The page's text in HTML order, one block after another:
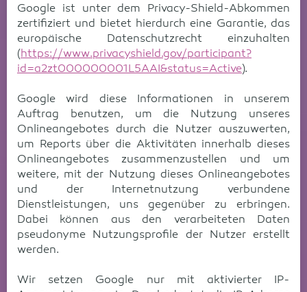
Google ist unter dem Privacy-Shield-Abkommen
zertifiziert und bietet hierdurch eine Garantie, das
europäische Datenschutzrecht einzuhalten
(https://www.privacyshield.gov/participant?
id=a2zt000000001L5AAI&status=Active).
Google wird diese Informationen in unserem
Auftrag benutzen, um die Nutzung unseres
Onlineangebotes durch die Nutzer auszuwerten,
um Reports über die Aktivitäten innerhalb dieses
Onlineangebotes zusammenzustellen und um
weitere, mit der Nutzung dieses Onlineangebotes
und der Internetnutzung verbundene
Dienstleistungen, uns gegenüber zu erbringen.
Dabei können aus den verarbeiteten Daten
pseudonyme Nutzungsprofile der Nutzer erstellt
werden.
Wir setzen Google nur mit aktivierter IP-